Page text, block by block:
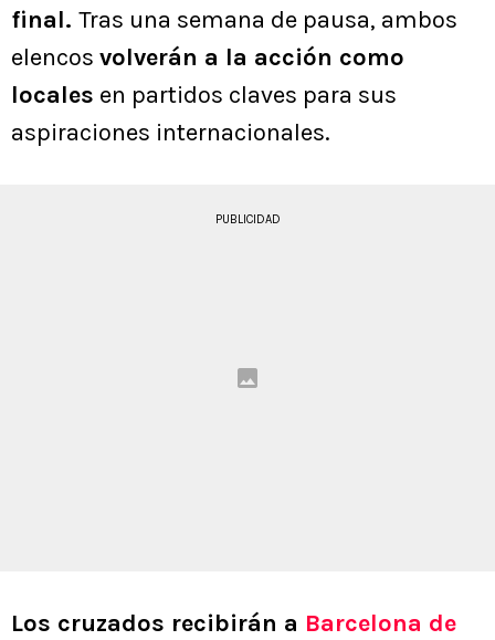
final. Tras una semana de pausa, ambos
elencos volverán a la acción como
locales en partidos claves para sus
aspiraciones internacionales.
PUBLICIDAD
Los cruzados recibirán a Barcelona de